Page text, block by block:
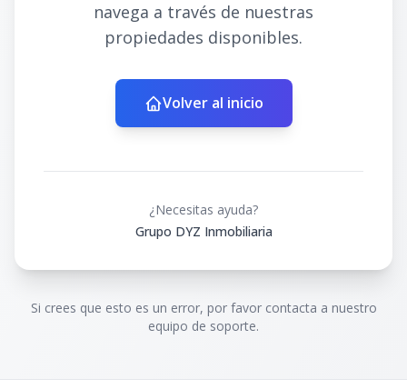
navega a través de nuestras
propiedades disponibles.
Volver al inicio
¿Necesitas ayuda?
Grupo DYZ Inmobiliaria
Si crees que esto es un error, por favor contacta a nuestro
equipo de soporte.